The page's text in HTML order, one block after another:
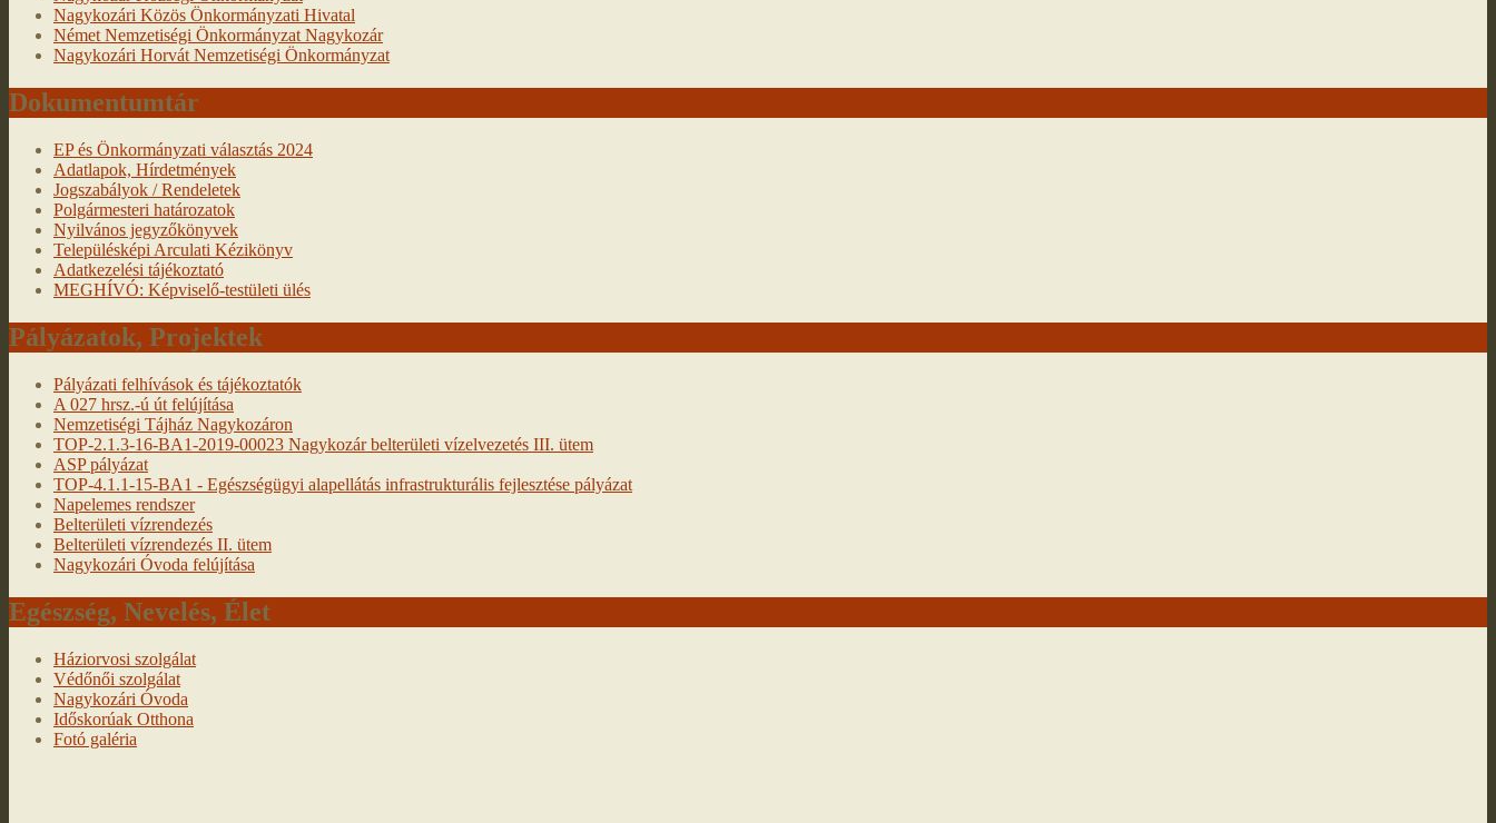
Nagykozári Közös Önkormányzati Hivatal
Német Nemzetiségi Önkormányzat Nagykozár
Nagykozári Horvát Nemzetiségi Önkormányzat
Dokumentumtár
EP és Önkormányzati választás 2024
Adatlapok, Hírdetmények
Jogszabályok / Rendeletek
Polgármesteri határozatok
Nyilvános jegyzőkönyvek
Településképi Arculati Kézikönyv
Adatkezelési tájékoztató
MEGHÍVÓ: Képviselő-testületi ülés
Pályázatok, Projektek
Pályázati felhívások és tájékoztatók
A 027 hrsz.-ú út felújítása
Nemzetiségi Tájház Nagykozáron
TOP-2.1.3-16-BA1-2019-00023 Nagykozár belterületi vízelvezetés III. ütem
ASP pályázat
TOP-4.1.1-15-BA1 - Egészségügyi alapellátás infrastrukturális fejlesztése pályázat
Napelemes rendszer
Belterületi vízrendezés
Belterületi vízrendezés II. ütem
Nagykozári Óvoda felújítása
Egészség, Nevelés, Élet
Háziorvosi szolgálat
Védőnői szolgálat
Nagykozári Óvoda
Időskorúak Otthona
Fotó galéria